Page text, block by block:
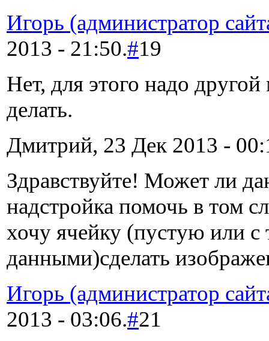
Игорь (администратор
2013 - 21:50.#19
Нет, для этого надо другой
делать.
Дмитрий, 23 Дек 2013 -
Здравствуйте! Может ли
надстройка помочь в том
хочу ячейку (пустую или с
данными)сделать
Игорь (администратор
2013 - 03:06.#21